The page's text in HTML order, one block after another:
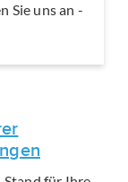
Sie uns an -